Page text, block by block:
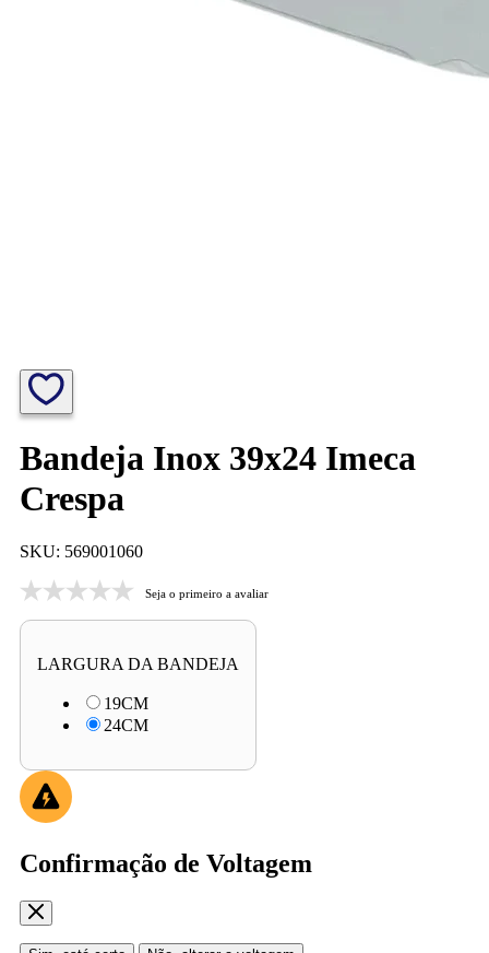
Bandeja Inox 39x24 Imeca
Crespa
SKU: 569001060
Seja o primeiro a avaliar
LARGURA DA BANDEJA
19CM
24CM
Confirmação de Voltagem